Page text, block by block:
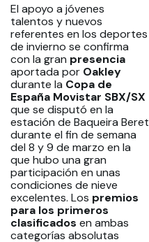
El apoyo a jóvenes
talentos y nuevos
referentes en los deportes
de invierno se confirma
con la gran presencia
aportada por Oakley
durante la Copa de
España Movistar SBX/SX
que se disputó en la
estación de Baqueira Beret
durante el fin de semana
del 8 y 9 de marzo en la
que hubo una gran
participación en unas
condiciones de nieve
excelentes. Los premios
para los primeros
clasificados en ambas
categorías absolutas